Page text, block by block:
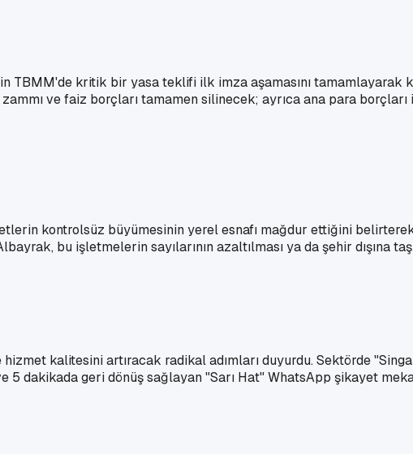
kritik bir yasa teklifi ilk imza aşamasını tamamlayarak
ve faiz borçları tamamen silinecek; ayrıca ana para borçları
kontrolsüz büyümesinin yerel esnafı mağdur ettiğini
bu işletmelerin sayılarının azaltılması ya da şehir dışına
kalitesini artıracak radikal adımları duyurdu. Sektörde
dakikada geri dönüş sağlayan "Sarı Hat" WhatsApp şikayet